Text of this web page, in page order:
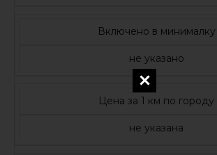
Включено в минималку
не указано
Цена за 1 км по городу
не указана